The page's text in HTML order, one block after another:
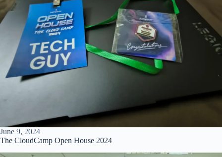
June 9, 2024
The CloudCamp Open House 2024